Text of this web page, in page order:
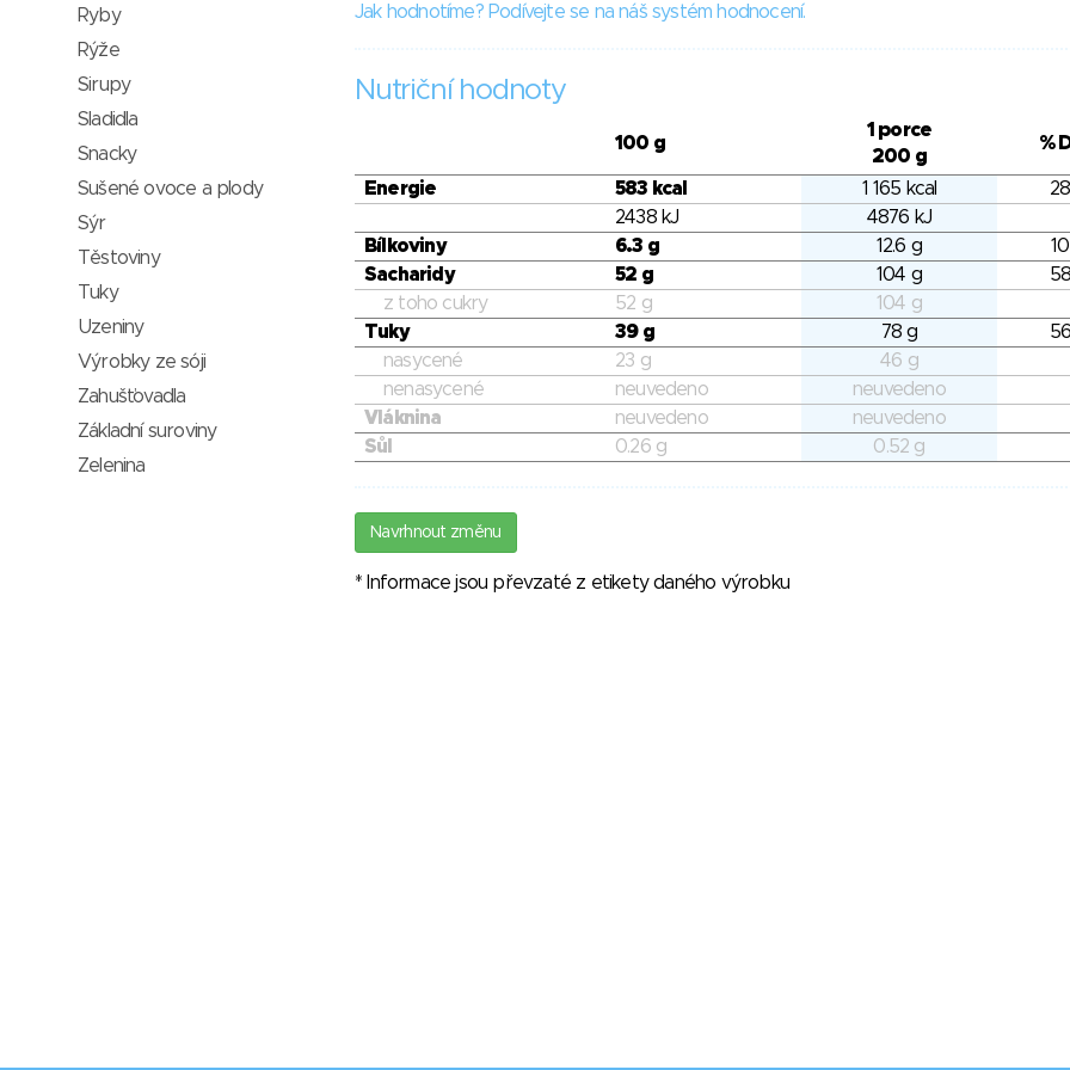
Jak hodnotíme? Podívejte se na náš systém hodnocení.
Nutriční hodnoty
100 g
1 porce
200 g
%
Energie 583 kcal 1 165 kcal
2438 kJ
4876 kJ
Bílkoviny
6.3 g 12.6 g
Sacharidy
52 g 104 g
z toho cukry
52 g
104 g
Tuky
39 g 78 g
nasycené
23 g
46 g
nenasycené
neuvedeno
neuvedeno
Vláknina
neuvedeno
neuvedeno
Sůl
0.26 g 0.52 g
Navrhnout změnu
* Informace jsou převzaté z etikety daného výrobku
Ryby
Rýže
Sirupy
Sladidla
Snacky
Sušené ovoce a plody
Sýr
Těstoviny
Tuky
Uzeniny
Výrobky ze sóji
Zahušťovadla
Základní suroviny
Zelenina